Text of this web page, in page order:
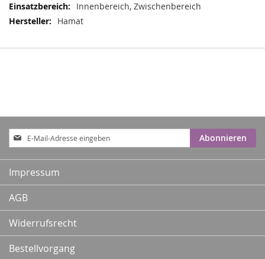
Innenbereich, Zwischenbereich
Hamat
Anmeldung
zum
Newsletter:
Abonnieren
Impressum
AGB
Widerrufsrecht
Bestellvorgang